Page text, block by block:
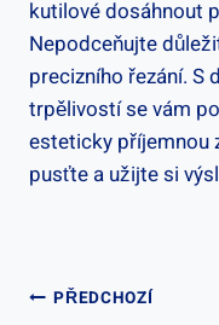
kutilové dosáhnout
Nepodceňujte
precizního řezání. S
trpělivostí se vám
esteticky příjemnou
pusťte a užijte si
Navigace
PŘEDCHOZÍ